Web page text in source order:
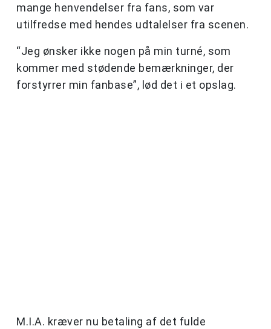
mange henvendelser fra fans, som var
utilfredse med hendes udtalelser fra scenen.
“Jeg ønsker ikke nogen på min turné, som
kommer med stødende bemærkninger, der
forstyrrer min fanbase”, lød det i et opslag.
M.I.A. kræver nu betaling af det fulde